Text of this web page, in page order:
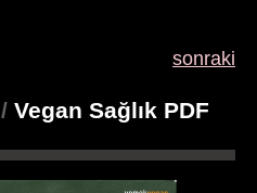
sonraki
/Vegan Sağlık PDF